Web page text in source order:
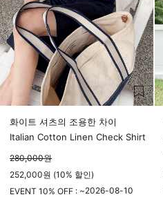
화이트 셔츠의 조용한 차이
Italian Cotton Linen Check Shirt
280,000원
252,000원 (10% 할인)
EVENT 10% OFF : ~2026-08-10